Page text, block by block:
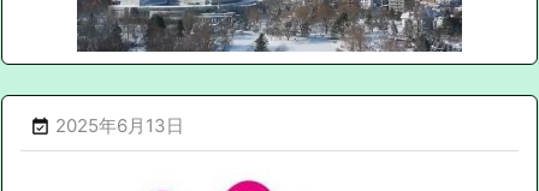
 2025年6月13日